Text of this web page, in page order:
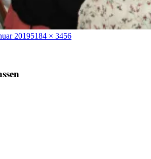
2019Volle
5184 × 3456